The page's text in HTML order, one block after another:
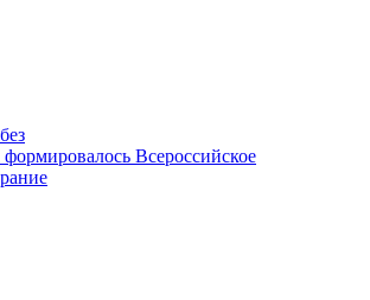
Всероссийское